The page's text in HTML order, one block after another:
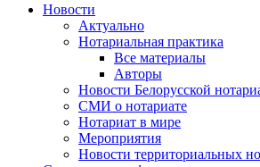
Новости
Актуально
Нотариальная практика
Все материалы
Авторы
Новости Белорусской
СМИ о нотариате
Нотариат в мире
Мероприятия
Новости территориальных